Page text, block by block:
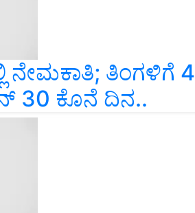
ನೇಮಕಾತಿ; ತಿಂಗಳಿಗೆ
30 ಕೊನೆ ದಿನ..